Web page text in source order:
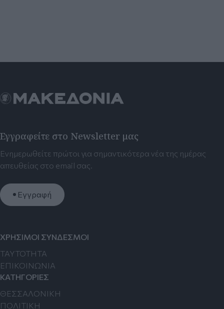
Εγγραφείτε στο Newsletter μας
Ενημερωθείτε πρώτοι για σημαντικότερα νέα της ημέρας
απευθείας στο email σας.
Εγγραφή
ΧΡΗΣΙΜΟΙ ΣΥΝΔΕΣΜΟΙ
TAYTOTHTA
ΕΠΙΚΟΙΝΩΝΙΑ
ΚΑΤΗΓΟΡΙΕΣ
ΘΕΣΣΑΛΟΝΙΚΗ
ΠΟΛΙΤΙΚΗ